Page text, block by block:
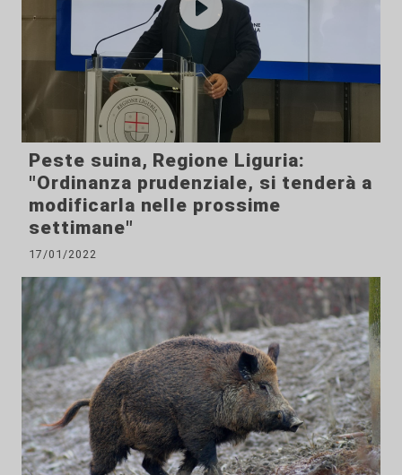
Peste suina, Regione Liguria:
"Ordinanza prudenziale, si tenderà a
modificarla nelle prossime
settimane"
17/01/2022